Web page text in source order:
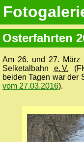
Osterfahrten
Am 26. und 27. März
Selketalbahn e. V.
beiden Tagen war der
vom 27.03.2016).